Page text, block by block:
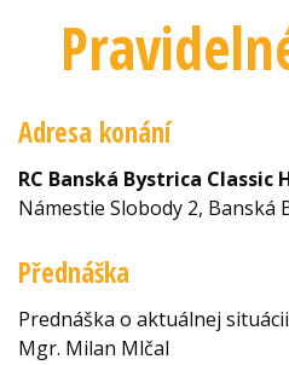
Adresa konání
RC Banská Bystrica Classic
Námestie Slobody 2, Banská
Přednáška
Prednáška o aktuálnej
Mgr. Milan Mlčal